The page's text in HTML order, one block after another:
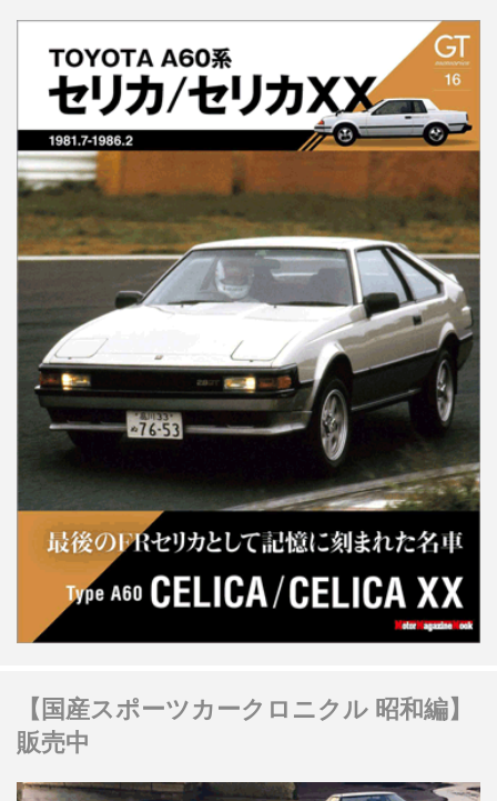
【国産スポーツカークロニクル 昭和編】
販売中